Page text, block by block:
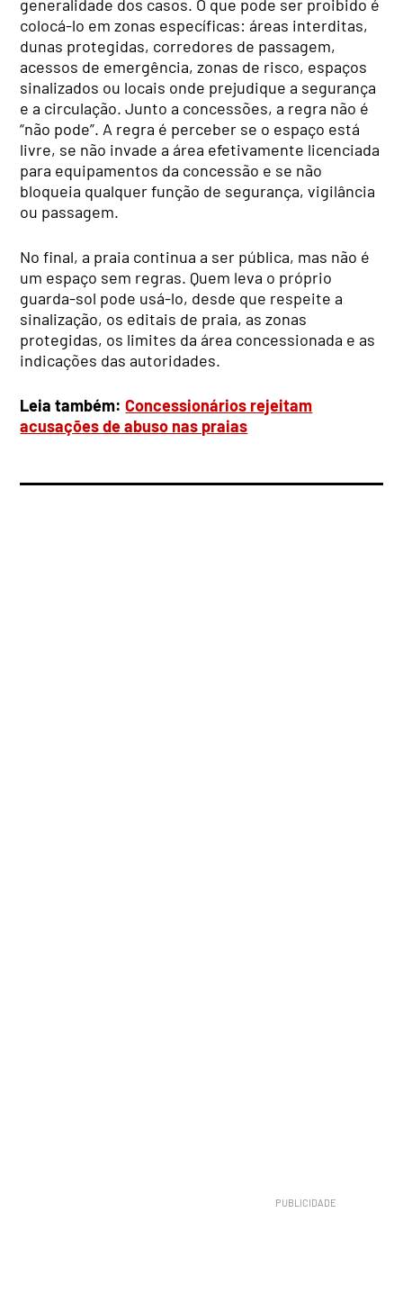
generalidade dos casos. O que pode ser proibido é
colocá-lo em zonas específicas: áreas interditas,
dunas protegidas, corredores de passagem,
acessos de emergência, zonas de risco, espaços
sinalizados ou locais onde prejudique a segurança
e a circulação. Junto a concessões, a regra não é
“não pode”. A regra é perceber se o espaço está
livre, se não invade a área efetivamente licenciada
para equipamentos da concessão e se não
bloqueia qualquer função de segurança, vigilância
ou passagem.
No final, a praia continua a ser pública, mas não é
um espaço sem regras. Quem leva o próprio
guarda-sol pode usá-lo, desde que respeite a
sinalização, os editais de praia, as zonas
protegidas, os limites da área concessionada e as
indicações das autoridades.
Leia também:Concessionários rejeitam
acusações de abuso nas praias